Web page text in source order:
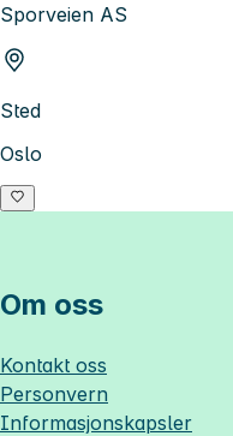
Sporveien AS
Sted
Oslo
Om oss
Kontakt oss
Personvern
Informasjonskapsler